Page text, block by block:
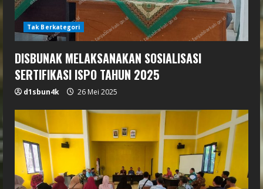
Tak Berkategori
DISBUNAK MELAKSANAKAN SOSIALISASI
SERTIFIKASI ISPO TAHUN 2025
d1sbun4k 26 Mei 2025